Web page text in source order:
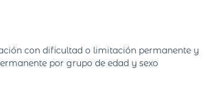
con dificultad o limitación permanente y
por grupo de edad y sexo